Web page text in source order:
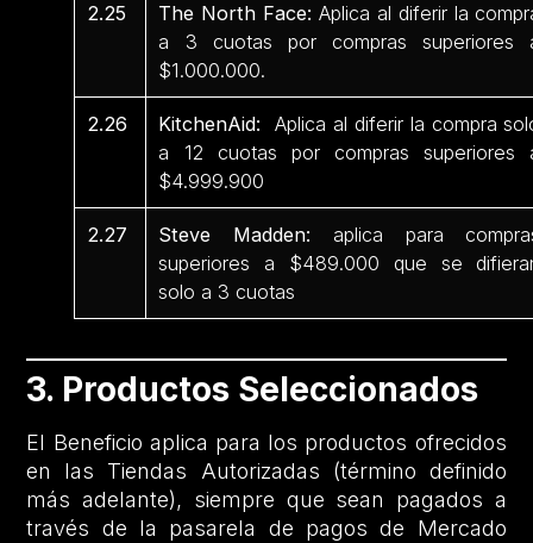
2.25 The North Face: Aplica al diferir la
a 3 cuotas por compras superiores
$1.000.000.
2.26 KitchenAid:Aplica al diferir la compra
a 12 cuotas por compras superiores
$4.999.900
2.27 Steve Madden: aplica para
superiores a $489.000 que se
solo a 3 cuotas
3. Productos Seleccionados
El Beneficio aplica para los productos ofrecidos
en las Tiendas Autorizadas (término definido
más adelante), siempre que sean pagados a
través de la pasarela de pagos de Mercado